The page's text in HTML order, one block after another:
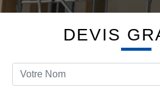
DEVIS